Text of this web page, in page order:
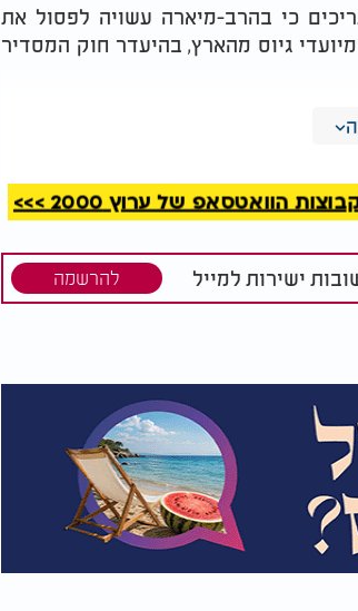
כי בהרב-מיארה עשויה לפסול את
גיוס מהארץ, בהיעדר חוק המסדיר
את ההסדר, בחסידות ברסלב נערכים
של בכירים חרדים, בהם דרעי עצמו,
הוואטסאפ של ערוץ 2000 >>>
ישירות למייל להרשמה